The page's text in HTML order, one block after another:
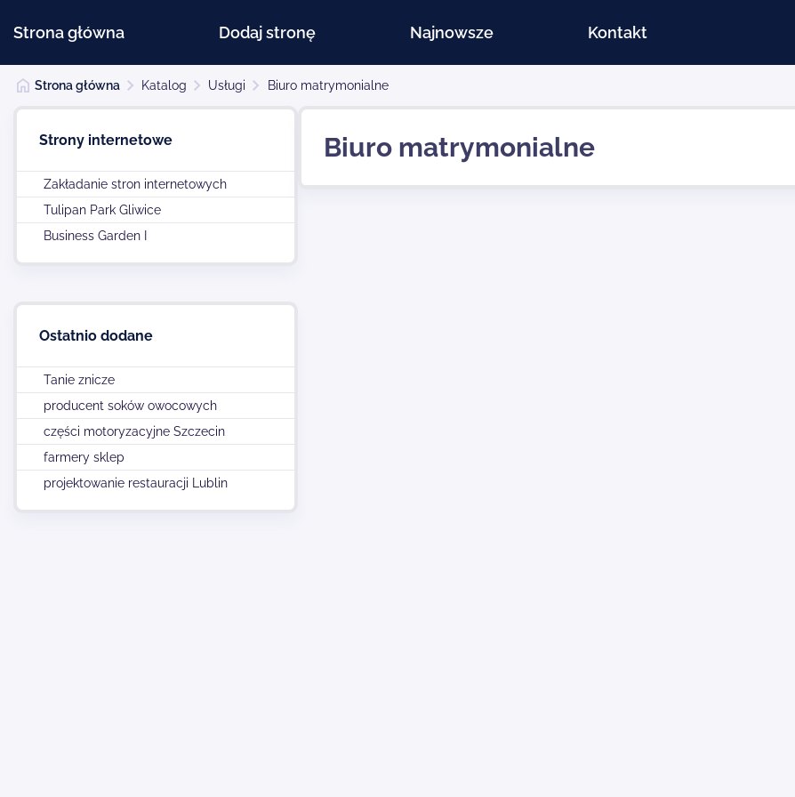
Strona główna Dodaj stronę Najnowsze Kontakt
Strona główna Katalog Usługi Biuro matrymonialne
Strony internetowe
Zakładanie stron internetowych
Tulipan Park Gliwice
Business Garden I
Ostatnio dodane
Tanie znicze
producent soków owocowych
części motoryzacyjne Szczecin
farmery sklep
projektowanie restauracji Lublin
Biuro matrymonialne